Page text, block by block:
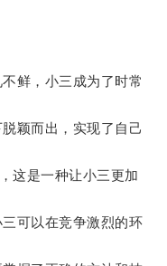
鲜，小三成为了时常
颖而出，实现了自己
这是一种让小三更加
可以在竞争激烈的环